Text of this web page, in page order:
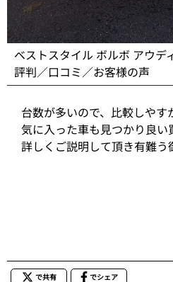
ベストスタイル ボルボ アウデ
評判／口コミ／お客様の声
台数が多いので、比較しやす
気に入った車も見つかり良い
詳しくご説明して頂き有難う
で共有 でシェア